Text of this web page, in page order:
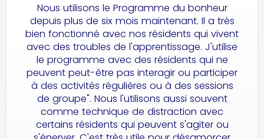
Nous utilisons le Programme du bonheur
depuis plus de six mois maintenant. Il a très
bien fonctionné avec nos résidents qui vivent
avec des troubles de l'apprentissage. J'utilise
le programme avec des résidents qui ne
peuvent peut-être pas interagir ou participer
à des activités régulières ou à des sessions
de groupe". Nous l'utilisons aussi souvent
comme technique de distraction avec
certains résidents qui peuvent s'agiter ou